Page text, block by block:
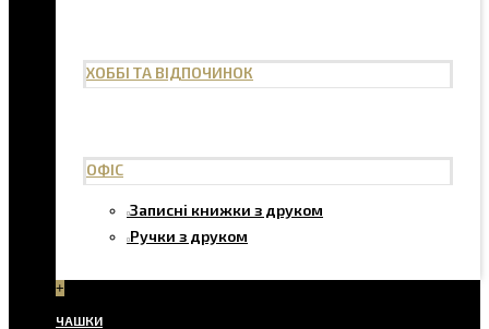
ХОББІ ТА ВІДПОЧИНОК
ОФІС
Записні книжки з друком
Ручки з друком
+
ЧАШКИ